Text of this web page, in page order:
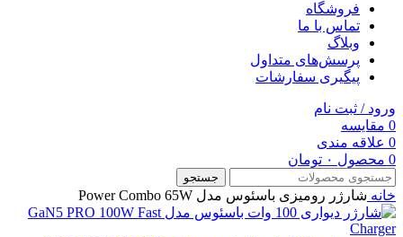
فروشگاه
تماس با ما
وبلاگ
پرسش‌های متداول
پیگیری سفارشات
ورود / ثبت نام
0 مقایسه
0 علاقه مندی
0 محصول ۰ تومان
جستجو
خانه شارژر رومیزی باسئوس مدل Power Combo 65W